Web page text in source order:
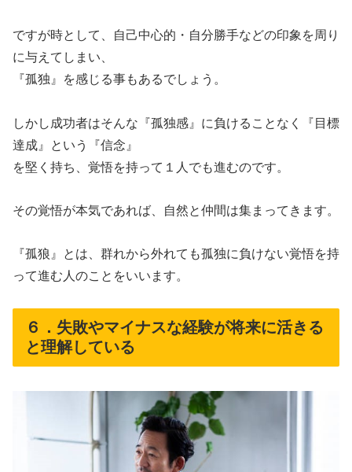
ですが時として、自己中心的・自分勝手などの印象を周り
に与えてしまい、
『孤独』を感じる事もあるでしょう。
しかし成功者はそんな『孤独感』に負けることなく『目標
達成』という『信念』
を堅く持ち、覚悟を持って１人でも進むのです。
その覚悟が本気であれば、自然と仲間は集まってきます。
『孤狼』とは、群れから外れても孤独に負けない覚悟を持
って進む人のことをいいます。
６．失敗やマイナスな経験が将来に活きる
と理解している